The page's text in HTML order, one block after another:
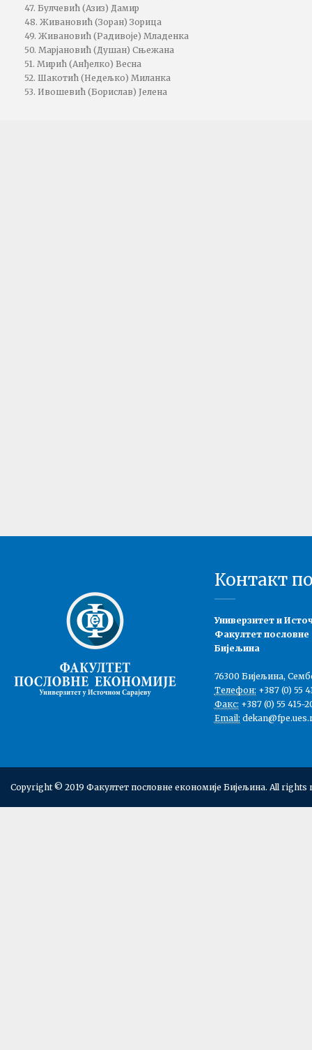
47. Булчевић (Азиз) Дамир
48. Живановић (Зоран) Зорица
49. Живановић (Радивоје) Младенка
50. Марјановић (Душан) Сњежана
51. Мирић (Анђелко) Весна
52. Шакотић (Недељко) Миланка
53. Ивошевић (Борислав) Јелена
Контакт
Универзитет и
Факултет пословне
Бијељина
76300 Бијељина,
Телефон: +387 (0) 55
Факс: +387 (0) 55 415-
Email:
Copyright © 2019 Факултет пословне економије Бијељина. All rights